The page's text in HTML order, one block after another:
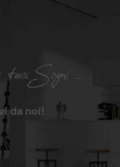
tuoi Sogni ...
da noi!